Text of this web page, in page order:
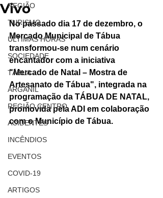
REGIÃO
TURISMO
ÚLTIMAS HORAS
SOCIEDADE
TÁBUA
ARGANIL
REGIÃO CENTRO
ACIDENTES
INCÊNDIOS
EVENTOS
COVID-19
ARTIGOS
Vivo
No passado dia 17 de dezembro, o
Mercado Municipal de Tábua
transformou-se num cenário
encantador com a iniciativa
"Mercado de Natal – Mostra de
Artesanato de Tábua", integrada na
programação da TÁBUA DE NATAL,
promovida pela ADI em colaboração
com o Município de Tábua.